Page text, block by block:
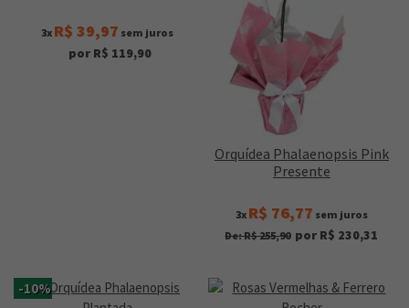
3x R$ 39,97 sem juros
por R$ 119,90
Orquídea Phalaenopsis Pink
Presente
3x R$ 76,77 sem juros
De: R$ 255,90 por R$ 230,31
-10%